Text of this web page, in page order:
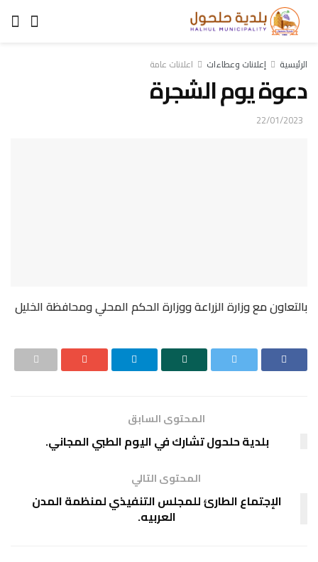
الرئيسية إعلانات وعطاءات اعلانات عامة
دعوة يوم الشجرة
22/01/2023
بالتعاون مع وزارة الزراعة ووزارة الحكم المحلي ومحافظة الخليل
المحتوى السابق
بلدية حلحول تشارك في اليوم الطبي المجاني.
المحتوى التالي
الإجتماع الطارئ للمجلس التنفيذي لمنظمة المدن
العربيه.